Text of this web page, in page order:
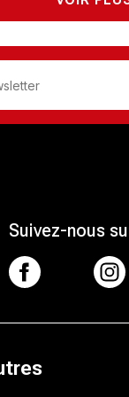
3  1 JSK: les
Suivez-nous